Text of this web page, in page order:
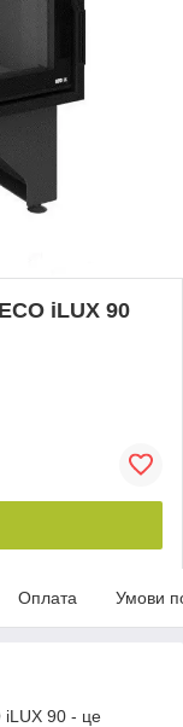
iLUX 90
Оплата Умови
iLUX 90 - це